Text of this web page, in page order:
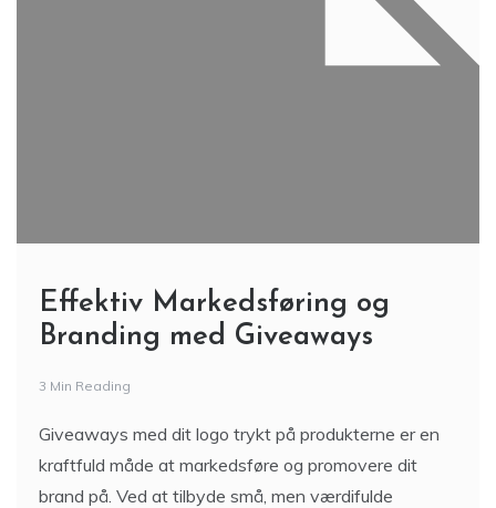
Effektiv Markedsføring og
Branding med Giveaways
3 Min Reading
Giveaways med dit logo trykt på produkterne er en
kraftfuld måde at markedsføre og promovere dit
brand på. Ved at tilbyde små, men værdifulde